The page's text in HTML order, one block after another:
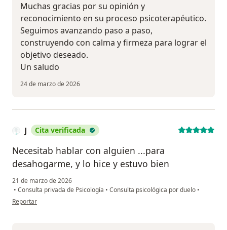
Muchas gracias por su opinión y
reconocimiento en su proceso psicoterapéutico.
Seguimos avanzando paso a paso,
construyendo con calma y firmeza para lograr el
objetivo deseado.
Un saludo
24 de marzo de 2026
J Cita verificada
Necesitab hablar con alguien ...para
desahogarme, y lo hice y estuvo bien
21 de marzo de 2026
• Consulta privada de Psicología • Consulta psicológica por duelo •
en opinión del usuario J
Reportar